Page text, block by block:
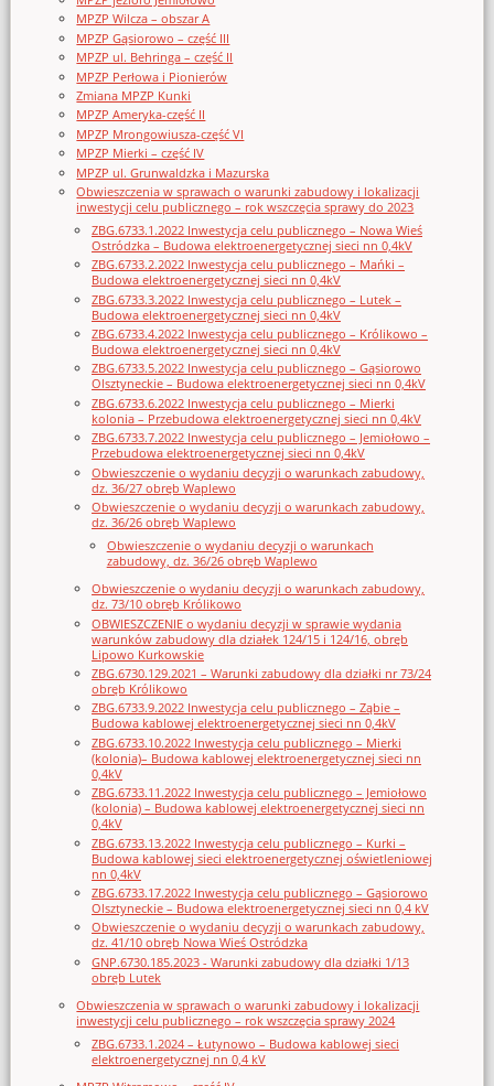
MPZP Wilcza – obszar A
MPZP Gąsiorowo – część III
MPZP ul. Behringa – część II
MPZP Perłowa i Pionierów
Zmiana MPZP Kunki
MPZP Ameryka-część II
MPZP Mrongowiusza-część VI
MPZP Mierki – część IV
MPZP ul. Grunwaldzka i Mazurska
Obwieszczenia w sprawach o warunki zabudowy i lokalizacji
inwestycji celu publicznego – rok wszczęcia sprawy do 2023
ZBG.6733.1.2022 Inwestycja celu publicznego – Nowa Wieś
Ostródzka – Budowa elektroenergetycznej sieci nn 0,4kV
ZBG.6733.2.2022 Inwestycja celu publicznego – Mańki –
Budowa elektroenergetycznej sieci nn 0,4kV
ZBG.6733.3.2022 Inwestycja celu publicznego – Lutek –
Budowa elektroenergetycznej sieci nn 0,4kV
ZBG.6733.4.2022 Inwestycja celu publicznego – Królikowo –
Budowa elektroenergetycznej sieci nn 0,4kV
ZBG.6733.5.2022 Inwestycja celu publicznego – Gąsiorowo
Olsztyneckie – Budowa elektroenergetycznej sieci nn 0,4kV
ZBG.6733.6.2022 Inwestycja celu publicznego – Mierki
kolonia – Przebudowa elektroenergetycznej sieci nn 0,4kV
ZBG.6733.7.2022 Inwestycja celu publicznego – Jemiołowo –
Przebudowa elektroenergetycznej sieci nn 0,4kV
Obwieszczenie o wydaniu decyzji o warunkach zabudowy,
dz. 36/27 obręb Waplewo
Obwieszczenie o wydaniu decyzji o warunkach zabudowy,
dz. 36/26 obręb Waplewo
Obwieszczenie o wydaniu decyzji o warunkach
zabudowy, dz. 36/26 obręb Waplewo
Obwieszczenie o wydaniu decyzji o warunkach zabudowy,
dz. 73/10 obręb Królikowo
OBWIESZCZENIE o wydaniu decyzji w sprawie wydania
warunków zabudowy dla działek 124/15 i 124/16, obręb
Lipowo Kurkowskie
ZBG.6730.129.2021 – Warunki zabudowy dla działki nr 73/24
obręb Królikowo
ZBG.6733.9.2022 Inwestycja celu publicznego – Ząbie –
Budowa kablowej elektroenergetycznej sieci nn 0,4kV
ZBG.6733.10.2022 Inwestycja celu publicznego – Mierki
(kolonia)– Budowa kablowej elektroenergetycznej sieci nn
0,4kV
ZBG.6733.11.2022 Inwestycja celu publicznego – Jemiołowo
(kolonia) – Budowa kablowej elektroenergetycznej sieci nn
0,4kV
ZBG.6733.13.2022 Inwestycja celu publicznego – Kurki –
Budowa kablowej sieci elektroenergetycznej oświetleniowej
nn 0,4kV
ZBG.6733.17.2022 Inwestycja celu publicznego – Gąsiorowo
Olsztyneckie – Budowa elektroenergetycznej sieci nn 0,4 kV
Obwieszczenie o wydaniu decyzji o warunkach zabudowy,
dz. 41/10 obręb Nowa Wieś Ostródzka
GNP.6730.185.2023 - Warunki zabudowy dla działki 1/13
obręb Lutek
Obwieszczenia w sprawach o warunki zabudowy i lokalizacji
inwestycji celu publicznego – rok wszczęcia sprawy 2024
ZBG.6733.1.2024 – Łutynowo – Budowa kablowej sieci
elektroenergetycznej nn 0,4 kV